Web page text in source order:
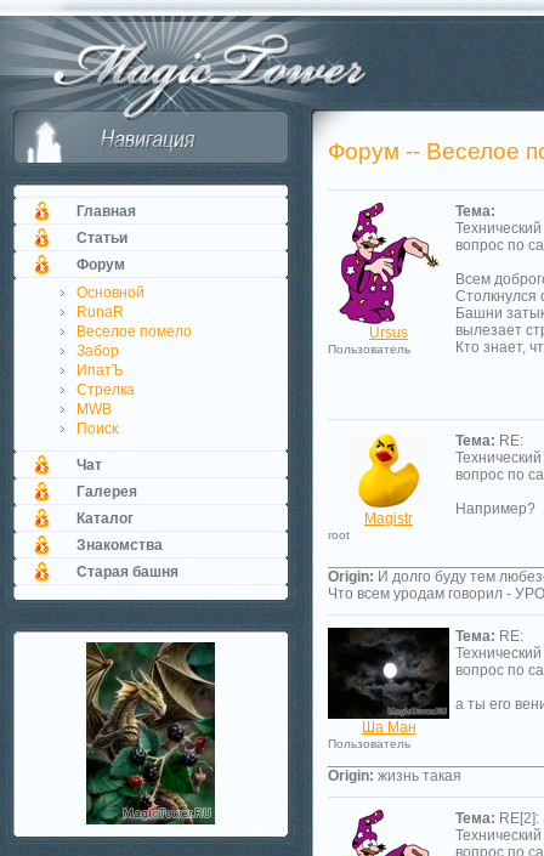
Главная
Статьи
Форум
Основной
RunaR
Веселое помело
Забор
ИпатЪ
Стрелка
MWB
Поиск
Чат
Галерея
Каталог
Знакомства
Старая башня
Форум -- Веселое
Ursus
Пользователь
Тема:
Технический
вопрос по
Всем
Столкнулся
Башни
вылезает
Кто знает,
Magistr
root
Тема: RE:
Технический
вопрос по
Например?
Origin: И долго буду тем
Что всем уродам говорил -
Ша Ман
Пользователь
Тема: RE:
Технический
вопрос по
а ты его
Origin: жизнь такая
Тема: RE[2]:
Технический
вопрос по